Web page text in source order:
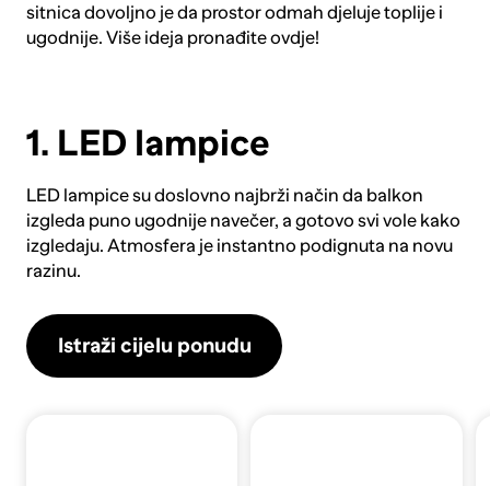
sitnica dovoljno je da prostor odmah djeluje toplije i
ugodnije. Više ideja pronađiteovdje!
1. LED lampice
LED lampicesu doslovno najbrži način da balkon
izgleda puno ugodnije navečer, a gotovo svi vole kako
izgledaju. Atmosfera je instantno podignuta na novu
razinu.
Istraži cijelu ponudu